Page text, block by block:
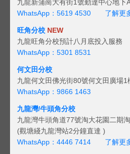
九龍新蒲崗大有街1號勤達中心地下
WhatsApp：5619 4530
了解更
旺角分校 NEW
九龍旺角分校預計八月底投入服務
WhatsApp：5301 8531
何文田分校
九龍何文田佛光街80號何文田廣場1
WhatsApp：9866 1463
九龍灣/牛頭角分校
九龍灣牛頭角道77號淘大花園二期
(觀塘綫九龍灣站2分鐘直達 )
WhatsApp：4446 7414
了解更